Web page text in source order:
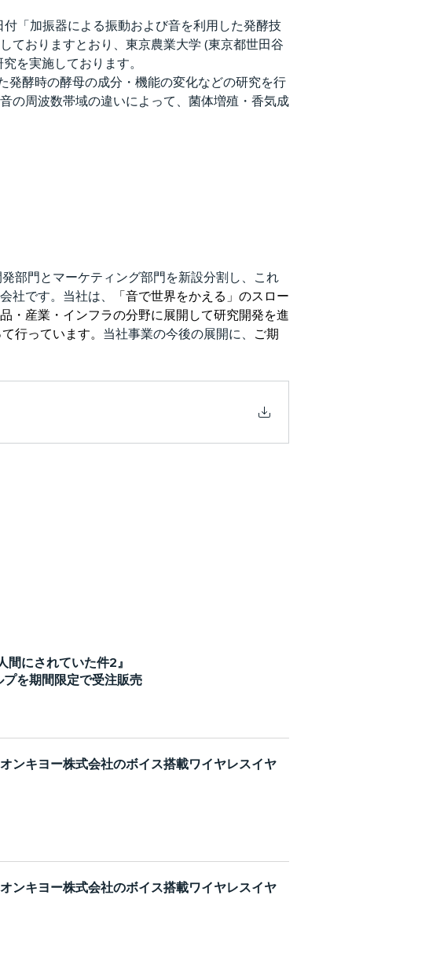
「加振器による振動および音を利用した発酵技
ておりますとおり、東京農業大学 (東京都世田谷
を実施しております。
発酵時の酵母の成分・機能の変化などの研究を行
の周波数帯域の違いによって、菌体増殖・香気成
部門とマーケティング部門を新設分割し、これ
社です。当社は、
「音で世界をかえる」のスロー
・産業・インフラの分野に展開して研究開発を進
行っています。 当社事業の今後の展開に、 ご期
にされていた件2』
を期間限定で受注販売
キヨー株式会社のボイス搭載ワイヤレスイヤ
キヨー株式会社のボイス搭載ワイヤレスイヤ